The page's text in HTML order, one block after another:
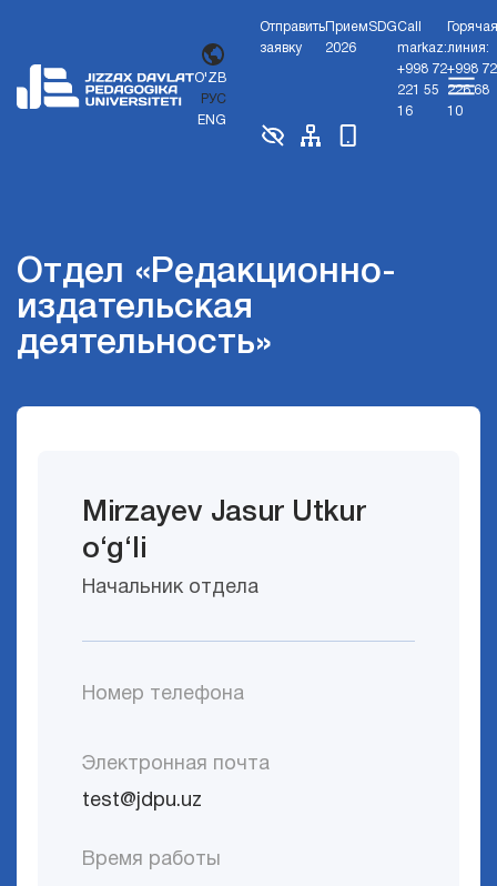
O'ZB
РУС
ENG
Отправить
заявку
Прием
2026
SDGCall
markaz:
+998 72
221 55
16
Горячая
линия:
+998 72
226 68
10
Отдел «Редакционно-
издательская
деятельность»
Mirzayev Jasur Utkur
o‘g‘li
Начальник отдела
Номер телефона
Электронная почта
test@jdpu.uz
Время работы